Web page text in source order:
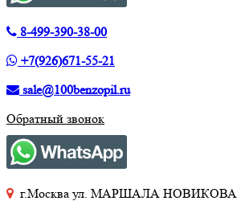
8-499-390-38-00
+7(926)671-55-21
sale@100benzopil.ru
Обратный звонок
г.Москва ул. МАРШАЛА НОВИКОВА